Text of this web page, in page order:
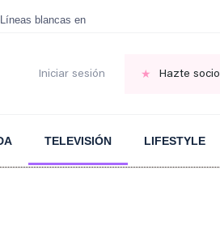
Líneas blancas en las VENTANAS
Iniciar sesión Hazte socio
TELEVISIÓN LIFESTYLE